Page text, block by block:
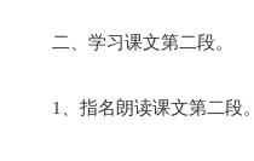
二、学习课文第二段。
1、指名朗读课文第二段。